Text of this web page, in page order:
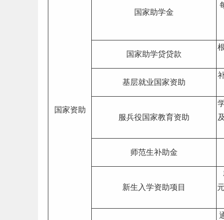
国家资助
国家助学金
国家助学贷贷款
基层就业国家资助
服兵役国家教育资助
师范生补助金
新生 入学资助项目